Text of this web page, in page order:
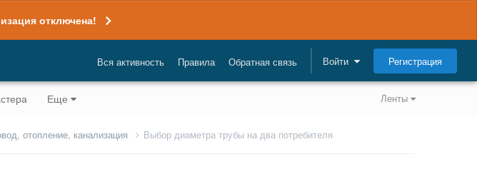
отключена!
Вся активность Правила Обратная связь Войти Регистрация
Ленты
Еще
отопление, канализация Выбор диаметра трубы на два потребителя